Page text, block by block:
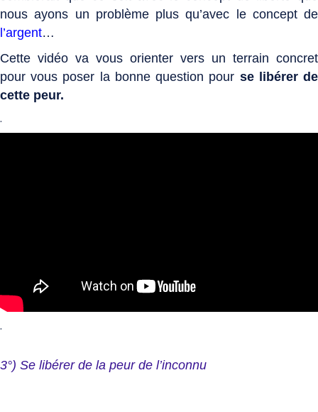
nous ayons un problème plus qu’avec le concept de
l’argent…
Cette vidéo va vous orienter vers un terrain concret
pour vous poser la bonne question pour se libérer de
cette peur.
.
.
3°) Se libérer de la peur de l’inconnu